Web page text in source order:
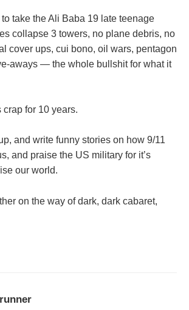
take the Ali Baba 19 late teenage
collapse 3 towers, no plane debris, no
cover ups, cui bono, oil wars, pentagon
aways — the whole bullshit for what it
for 10 years.
and write funny stories on how 9/11
and praise the US military for it’s
our world.
on the way of dark, dark cabaret,